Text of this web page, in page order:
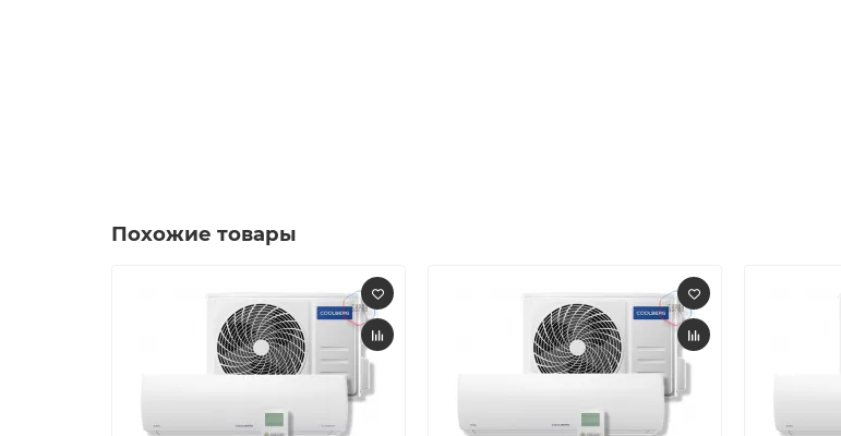
Похожие товары